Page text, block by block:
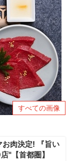
すべての画像
お肉決定! 『旨い
"【首都圏】